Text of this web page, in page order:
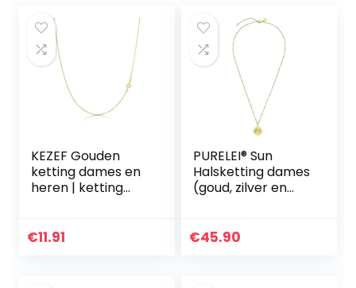
KEZEF Gouden
ketting dames en
heren | ketting
vergulde
€11.91
PURELEI® Sun
Halsketting dames
(goud, zilver en
cm lengte,
€45.90